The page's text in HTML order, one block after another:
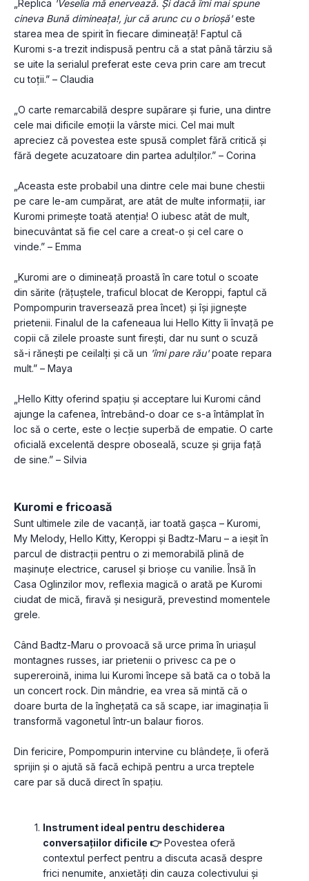
„Replica 'Veselia mă enervează. Și dacă îmi mai spune
cineva Bună dimineața!, jur că arunc cu o brioșă' este
starea mea de spirit în fiecare dimineață! Faptul că
Kuromi s-a trezit indispusă pentru că a stat până târziu să
se uite la serialul preferat este ceva prin care am trecut
cu toții.” – Claudia
„O carte remarcabilă despre supărare și furie, una dintre
cele mai dificile emoții la vârste mici. Cel mai mult
apreciez că povestea este spusă complet fără critică și
fără degete acuzatoare din partea adulților.” – Corina
„Aceasta este probabil una dintre cele mai bune chestii
pe care le-am cumpărat, are atât de multe informații, iar
Kuromi primește toată atenția! O iubesc atât de mult,
binecuvântat să fie cel care a creat-o și cel care o
vinde.” – Emma
„Kuromi are o dimineață proastă în care totul o scoate
din sărite (rățuștele, traficul blocat de Keroppi, faptul că
Pompompurin traversează prea încet) și își jignește
prietenii. Finalul de la cafeneaua lui Hello Kitty îi învață pe
copii că zilele proaste sunt firești, dar nu sunt o scuză
să-i rănești pe ceilalți și că un 'îmi pare rău' poate repara
mult.” – Maya
„Hello Kitty oferind spațiu și acceptare lui Kuromi când
ajunge la cafenea, întrebând-o doar ce s-a întâmplat în
loc să o certe, este o lecție superbă de empatie. O carte
oficială excelentă despre oboseală, scuze și grija față
de sine.” – Silvia
Kuromi e fricoasă
Sunt ultimele zile de vacanță, iar toată gașca – Kuromi,
My Melody, Hello Kitty, Keroppi și Badtz-Maru – a ieșit în
parcul de distracții pentru o zi memorabilă plină de
mașinuțe electrice, carusel și brioșe cu vanilie. Însă în
Casa Oglinzilor mov, reflexia magică o arată pe Kuromi
ciudat de mică, firavă și nesigură, prevestind momentele
grele.
Când Badtz-Maru o provoacă să urce prima în uriașul
montagnes russes, iar prietenii o privesc ca pe o
supereroină, inima lui Kuromi începe să bată ca o tobă la
un concert rock. Din mândrie, ea vrea să mintă că o
doare burta de la înghețată ca să scape, iar imaginația îi
transformă vagonetul într-un balaur fioros.
Din fericire, Pompompurin intervine cu blândețe, îi oferă
sprijin și o ajută să facă echipă pentru a urca treptele
care par să ducă direct în spațiu.
Instrument ideal pentru deschiderea
conversațiilor dificile 👉 Povestea oferă
contextul perfect pentru a discuta acasă despre
frici nenumite, anxietăți din cauza colectivului și